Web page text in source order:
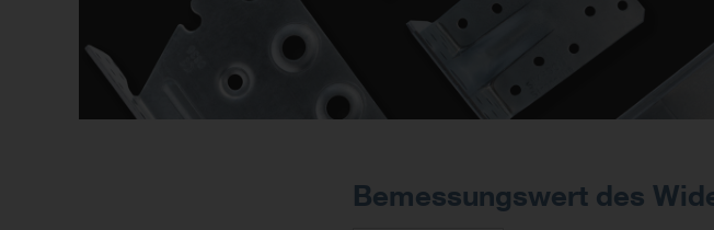
Bemessungswert des